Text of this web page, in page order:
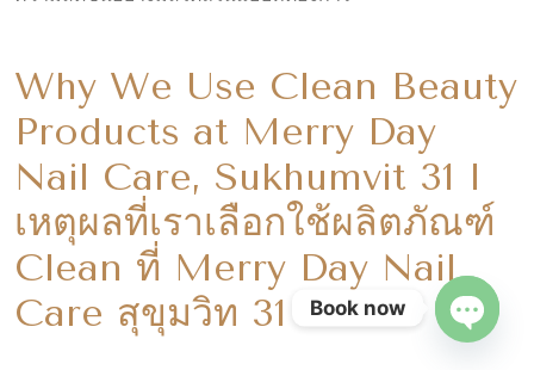
Why We Use Clean Beauty
Products at Merry Day
Nail Care, Sukhumvit 31 I
เหตุผลที่เราเลือกใช้ผลิตภัณฑ์
Clean ที่ Merry Day Nail
Care สุขุมวิท 31
Book now